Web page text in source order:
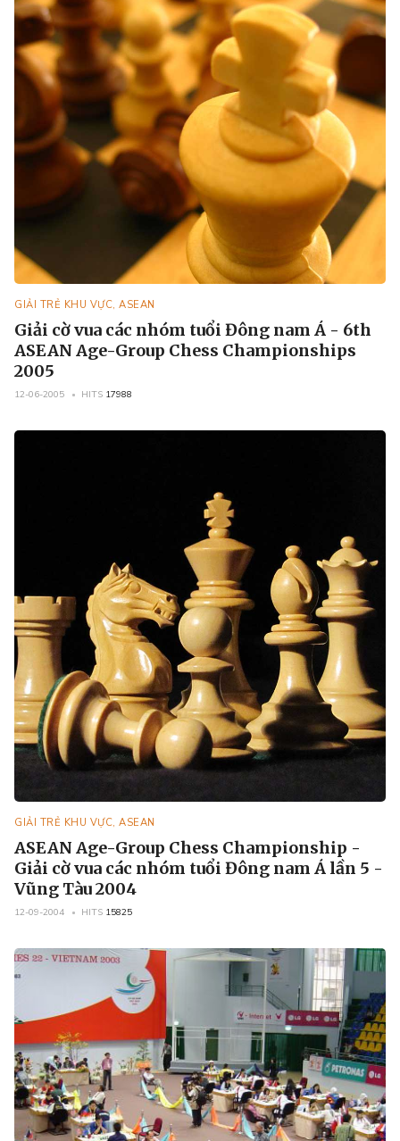
GIẢI TRẺ KHU VỰC, ASEAN
Giải cờ vua các nhóm tuổi Đông nam Á - 6th
ASEAN Age-Group Chess Championships
2005
12-06-2005 HITS 17988
GIẢI TRẺ KHU VỰC, ASEAN
ASEAN Age-Group Chess Championship -
Giải cờ vua các nhóm tuổi Đông nam Á lần 5 -
Vũng Tàu 2004
12-09-2004 HITS 15825